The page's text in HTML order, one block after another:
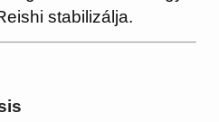
stabilizálja.